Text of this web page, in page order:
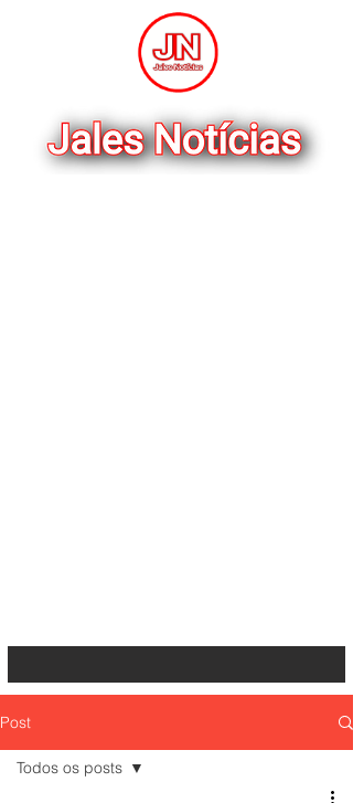
Post
Todos os posts